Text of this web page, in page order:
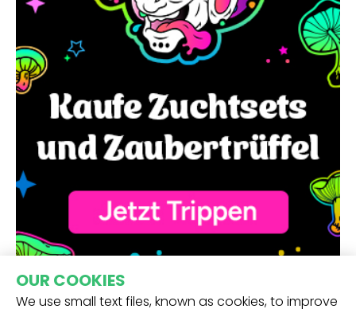
OUR COOKIES
We use small text files, known as cookies, to improve